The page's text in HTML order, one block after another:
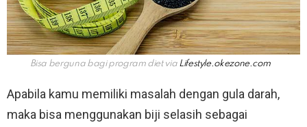
Bisa berguna bagi program diet viaLifestyle.okezone.com
Apabila kamu memiliki masalah dengan gula darah,
maka bisa menggunakan biji selasih sebagai